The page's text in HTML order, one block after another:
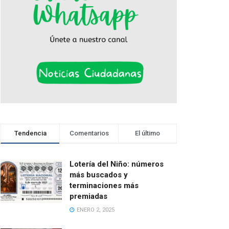
Tendencia Comentarios El último
Lotería del Niño: números
más buscados y
terminaciones más
premiadas
ENERO 2, 2025